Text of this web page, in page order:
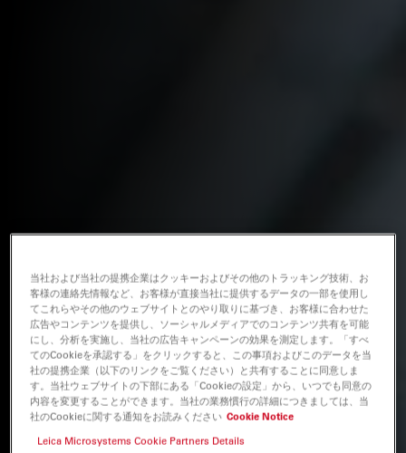
当社および当社の提携企業はクッキーおよびその他のトラッキング技術、お
客様の連絡先情報など、お客様が直接当社に提供するデータの一部を使用し
てこれらやその他のウェブサイトとのやり取りに基づき、お客様に合わせた
広告やコンテンツを提供し、ソーシャルメディアでのコンテンツ共有を可能
にし、分析を実施し、当社の広告キャンペーンの効果を測定します。「すべ
てのCookieを承認する」をクリックすると、この事項およびこのデータを当
社の提携企業（以下のリンクをご覧ください）と共有することに同意しま
す。当社ウェブサイトの下部にある「Cookieの設定」から、いつでも同意の
内容を変更することができます。当社の業務慣行の詳細につきましては、当
社のCookieに関する通知をお読みください Cookie Notice
Leica Microsystems Cookie Partners Details